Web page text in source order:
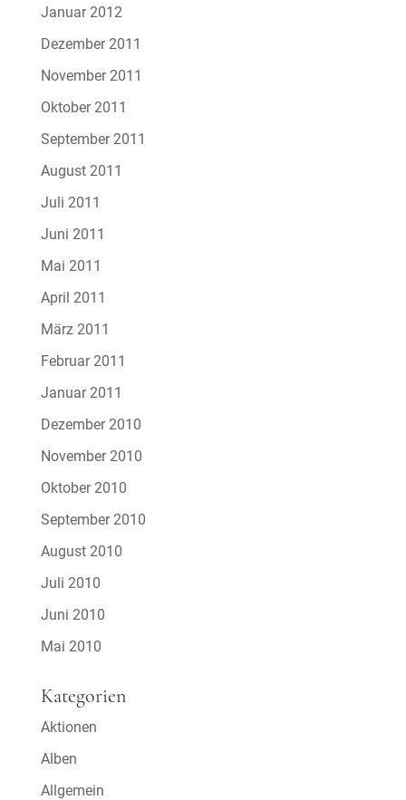
Januar 2012
Dezember 2011
November 2011
Oktober 2011
September 2011
August 2011
Juli 2011
Juni 2011
Mai 2011
April 2011
März 2011
Februar 2011
Januar 2011
Dezember 2010
November 2010
Oktober 2010
September 2010
August 2010
Juli 2010
Juni 2010
Mai 2010
Kategorien
Aktionen
Alben
Allgemein